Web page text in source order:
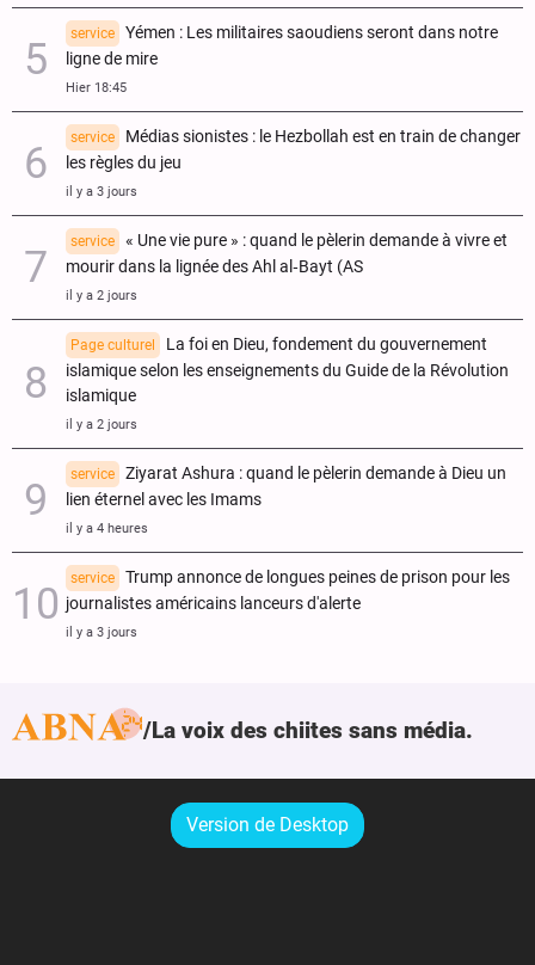
service
Yémen : Les militaires saoudiens seront dans notre
ligne de mire
Hier 18:45
service
Médias sionistes : le Hezbollah est en train de changer
les règles du jeu
il y a 3 jours
service
« Une vie pure » : quand le pèlerin demande à vivre et
mourir dans la lignée des Ahl al‑Bayt (AS
il y a 2 jours
Page culturel
La foi en Dieu, fondement du gouvernement
islamique selon les enseignements du Guide de la Révolution
islamique
il y a 2 jours
service
Ziyarat Ashura : quand le pèlerin demande à Dieu un
lien éternel avec les Imams
il y a 4 heures
service
Trump annonce de longues peines de prison pour les
journalistes américains lanceurs d'alerte
il y a 3 jours
La voix des chiites sans média.
Version de Desktop